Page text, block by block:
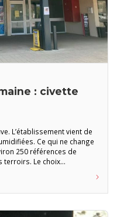
: civette
L’établissement vient de
Ce qui ne change
250 références de
terroirs. Le choix
les cendriers et